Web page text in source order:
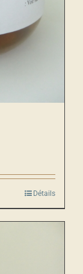
Détails